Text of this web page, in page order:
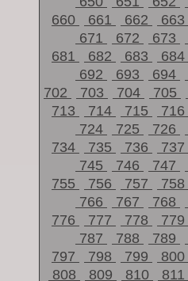
660
661 662 663
671
672 673
681
682 683 684
692
693 694
702
703 704 705
713
714 715 716
724
725 726
734
735 736 737
745
746 747
755
756 757 758
766
767 768
776
777 778 779
787
788 789
797
798 799 800
808
809 810 811